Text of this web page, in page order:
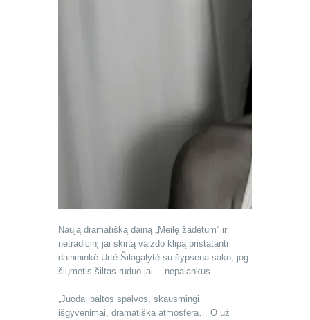
Naują dramatišką dainą „Meilę žadėtum“ ir
netradicinį jai skirtą vaizdo klipą pristatanti
dainininkė Urtė Šilagalytė su šypsena sako, jog
šiųmetis šiltas ruduo jai… nepalankus.
„Juodai baltos spalvos, skausmingi
išgyvenimai, dramatiška atmosfera… O už